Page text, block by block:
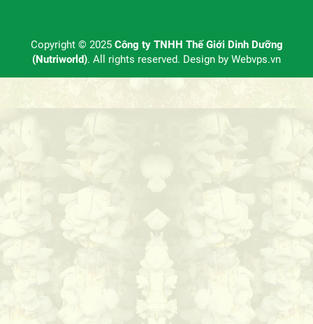
Copyright © 2025 Công ty TNHH Thế Giới Dinh Dưỡng
(Nutriworld). All rights reserved. Design by Webvps.vn